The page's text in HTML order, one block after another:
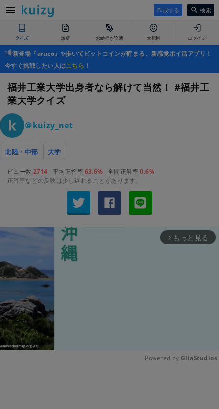
作成する 検索
クイズ 診断 お絵描き診断 大喜利 ログイン
新登場『aruco』✨歩いてビットコインが貯まる、新感覚ポイ活アプリ！
今すぐ挑戦したい人はこちら ！
福井工業大学出身者なら解けて当然！ #福井工
業大学クイズ
＠kuizy_net
北陸・中部 大学
ビュー数 2714 平均正答率63.6% 全問正解率0.6%
正答率などの反映は少し遅れることがあります。
arrow_forward_ios もっと見る
Powered by GliaStudios